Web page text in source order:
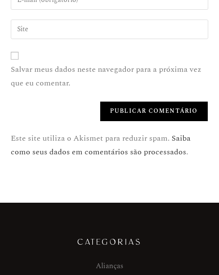
Salvar meus dados neste navegador para a próxima vez
que eu comentar.
Este site utiliza o Akismet para reduzir spam. Saiba
como seus dados em comentários são processados.
CATEGORIAS
Alianças